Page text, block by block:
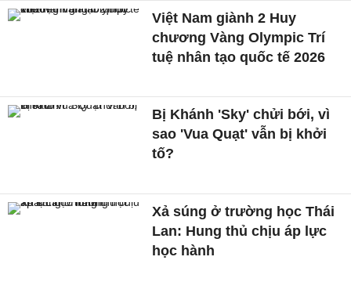
Việt Nam giành 2 Huy
chương Vàng Olympic Trí
tuệ nhân tạo quốc tế 2026
Bị Khánh 'Sky' chửi bới, vì
sao 'Vua Quạt' vẫn bị khởi
tố?
Xả súng ở trường học Thái
Lan: Hung thủ chịu áp lực
học hành